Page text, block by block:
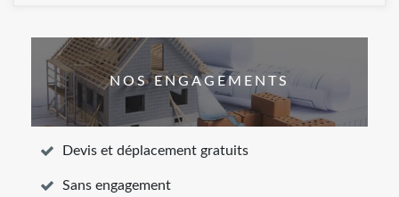
NOS ENGAGEMENTS
Devis et déplacement gratuits
Sans engagement